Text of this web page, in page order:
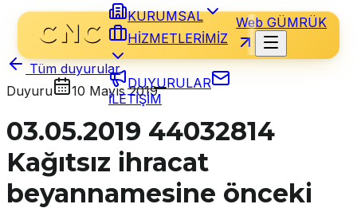
KURUMSAL
HİZMETLERİMİZ
DUYURULAR
İLETİŞİM
Web GÜMRÜK
Tüm duyurular
Duyuru
10 Mayıs 2019
03.05.2019 44032814
Kağıtsız ihracat
beyannamesine önceki